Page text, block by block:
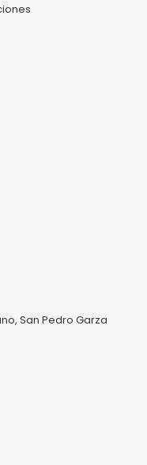
San Pedro Garza